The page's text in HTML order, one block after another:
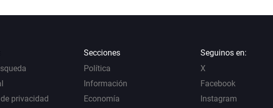
privacidad
Secciones
Política
Información
Economía
Seguinos en:
X
Facebook
Instagram